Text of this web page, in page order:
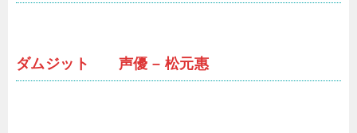
ダムジット 声優 – 松元惠